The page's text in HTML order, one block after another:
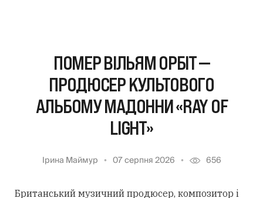
ПОМЕР ВІЛЬЯМ ОРБІТ —
ПРОДЮСЕР КУЛЬТОВОГО
АЛЬБОМУ МАДОННИ «RAY OF
LIGHT»
Ірина Маймур 07 серпня 2026 656
Британський музичний продюсер, композитор і